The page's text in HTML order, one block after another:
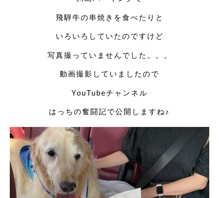
飛騨牛の串焼きを食べたりと
いろいろしていたのですけど
写真撮っていませんでした。。。
動画撮影していましたので
YouTubeチャンネル
はっちの奮闘記で公開しますね♪